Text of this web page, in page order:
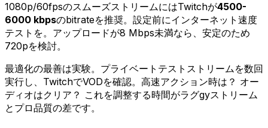
1080p/60fpsのスムーズストリームにはTwitchが4500-
6000 kbpsのbitrateを推奨。設定前にインターネット速度
テストを。アップロードが8 Mbps未満なら、安定のため
720pを検討。
最適化の最善は実験。プライベートテストストリームを数回
実行し、TwitchでVODを確認。高速アクション時は？ オー
ディオはクリア？ これを調整する時間がラグgyストリーム
とプロ品質の差です。